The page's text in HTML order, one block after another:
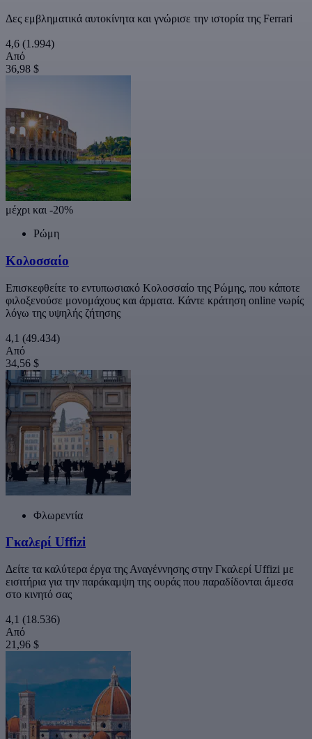
Δες εμβληματικά αυτοκίνητα και γνώρισε την ιστορία της Ferrari
4,6 (1.994)
Από
36,98 $
μέχρι και -20%
Ρώμη
Κολοσσαίο
Επισκεφθείτε το εντυπωσιακό Κολοσσαίο της Ρώμης, που κάποτε
φιλοξενούσε μονομάχους και άρματα. Κάντε κράτηση online νωρίς
λόγω της υψηλής ζήτησης
4,1 (49.434)
Από
34,56 $
Φλωρεντία
Γκαλερί Uffizi
Δείτε τα καλύτερα έργα της Αναγέννησης στην Γκαλερί Uffizi με
εισιτήρια για την παράκαμψη της ουράς που παραδίδονται άμεσα
στο κινητό σας
4,1 (18.536)
Από
21,96 $